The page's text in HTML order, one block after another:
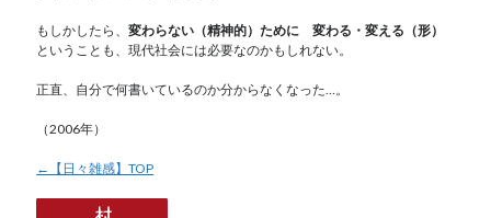
もしかしたら、変わらない（精神的）ために 変わる・変える（形）
ということも、現代社会には必要なのかもしれない。
正直、自分で何書いているのか分からなくなった…。
（2006年）
←【日々雑感】TOP